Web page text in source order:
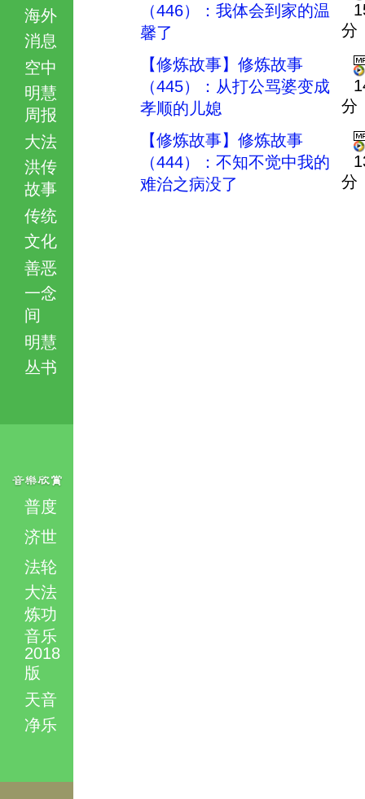
海外
消息
空中
明慧
周报
大法
洪传
故事
传统
文化
善恶
一念
间
明慧
丛书
普度
济世
法轮
大法
炼功
音乐
2018
版
天音
净乐
（446）：我体会到家的温
馨了
分
【修炼故事】修炼故事
（445）：从打公骂婆变成
孝顺的儿媳
分
【修炼故事】修炼故事
（444）：不知不觉中我的
难治之病没了
分